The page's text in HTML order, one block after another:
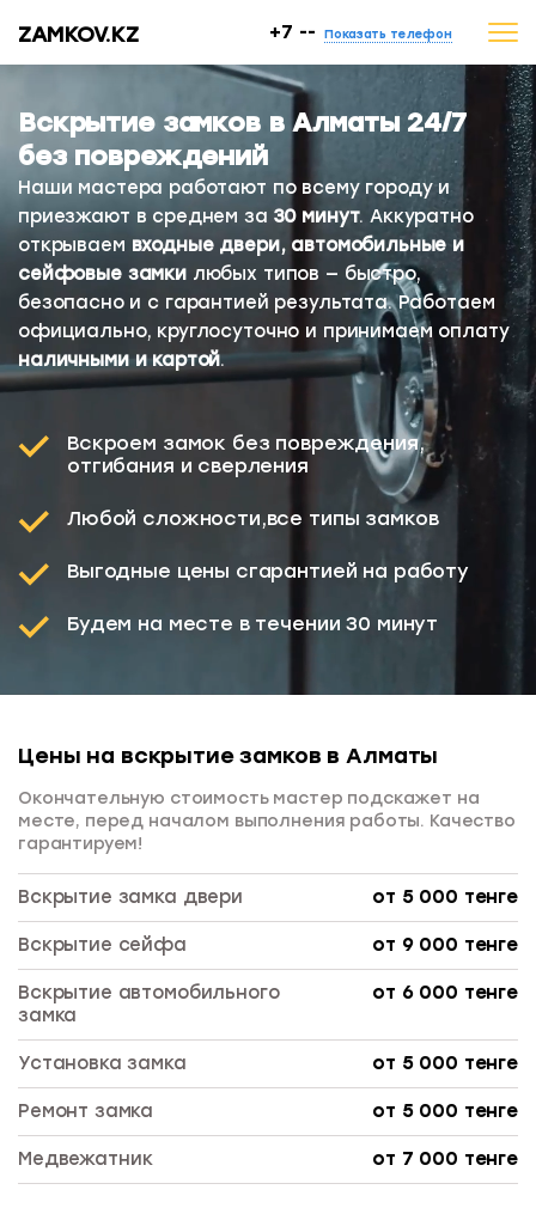
ZAMKOV.KZ +7 -- Показать телефон
Вскрытие замков в Алматы 24/7
без повреждений
Наши мастера работают по всему городу и
приезжают в среднем за 30 минут. Аккуратно
открываем входные двери, автомобильные и
сейфовые замкилюбых типов — быстро,
безопасно и с гарантией результата. Работаем
официально, круглосуточно и принимаем оплату
наличными и картой.
Вскроем замок без повреждения,
отгибания и сверления
Любой сложности,все типы замков
Выгодные цены сгарантией на работу
Будем на месте в течении 30 минут
Цены на вскрытие замков в Алматы
Окончательную стоимость мастер подскажет на
месте, перед началом выполнения работы. Качество
гарантируем!
Вскрытие замка двери от 5 000 тенге
Вскрытие сейфа от 9 000 тенге
Вскрытие автомобильного
замка
от 6 000 тенге
Установка замка от 5 000 тенге
Ремонт замка от 5 000 тенге
Медвежатник от 7 000 тенге